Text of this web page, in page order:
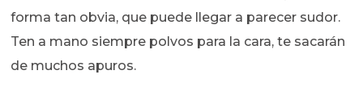
forma tan obvia, que puede llegar a parecer sudor.
Ten a mano siempre polvos para la cara, te sacarán
de muchos apuros.